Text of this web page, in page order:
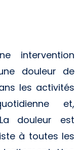
intervention
douleur de
les activités
et,
douleur est
à toutes les